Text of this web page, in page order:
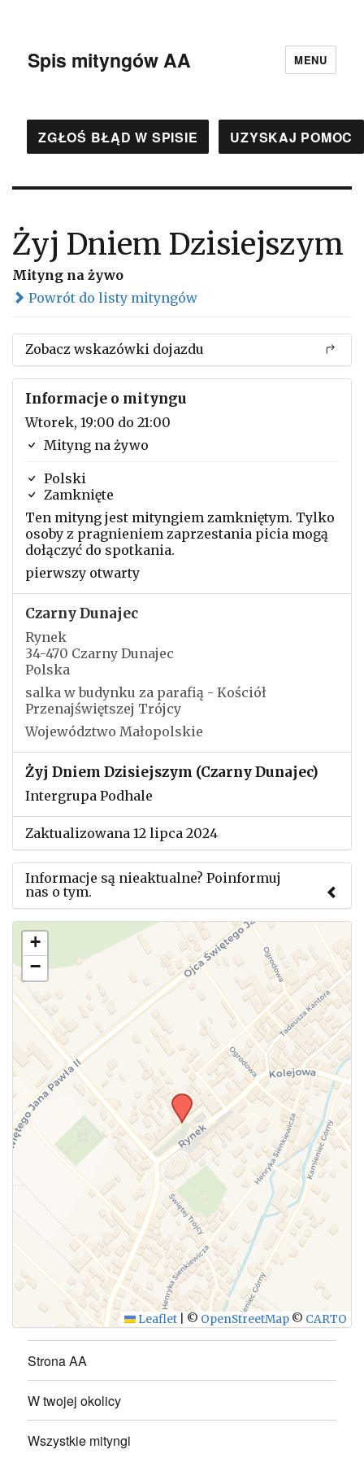
Spis mityngów AA MENU
ZGŁOŚ BŁĄD W SPISIE UZYSKAJ POMOC
Żyj Dniem Dzisiejszym
Mityng na żywo
Powrót do listy mityngów
Zobacz wskazówki dojazdu
Informacje o mityngu
Wtorek, 19:00 do 21:00
Mityng na żywo
Polski
Zamknięte
Ten mityng jest mityngiem zamkniętym. Tylko
osoby z pragnieniem zaprzestania picia mogą
dołączyć do spotkania.
pierwszy otwarty
Czarny Dunajec
Rynek
34-470 Czarny Dunajec
Polska
salka w budynku za parafią - Kościół
Przenajświętszej Trójcy
Województwo Małopolskie
Żyj Dniem Dzisiejszym (Czarny Dunajec)
Intergrupa Podhale
Zaktualizowana 12 lipca 2024
Informacje są nieaktualne? Poinformuj
nas o tym.
Użyj tego formularza aby przesłać informację o
zmianach w powyższym mityngu.
WYŚLIJ
+
−
Leaflet © OpenStreetMap © CARTO
Strona AA
W twojej okolicy
Wszystkie mityngi